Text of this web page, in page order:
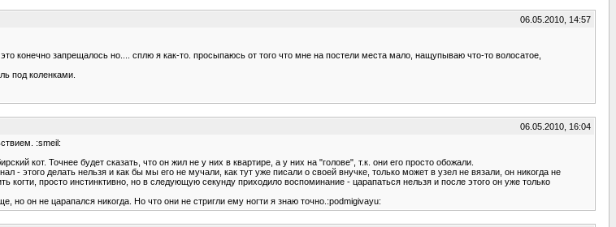
06.05.2010, 14:57
конечно запрещалось но.... сплю я как-то. просыпаюсь от того что мне на постели места мало, нащупываю что-то волосатое,
под коленками.
06.05.2010, 16:04
:smeil:
кот. Точнее будет сказать, что он жил не у них в квартире, а у них на "голове", т.к. они его просто обожали.
- этого делать нельзя и как бы мы его не мучали, как тут уже писали о своей внучке, только может в узел не вязали, он никогда не
просто инстинктивно, но в следующую секунду приходило воспоминание - царапаться нельзя и после этого он уже только
но он не царапался никогда. Но что они не стригли ему ногти я знаю точно.:podmigivayu: